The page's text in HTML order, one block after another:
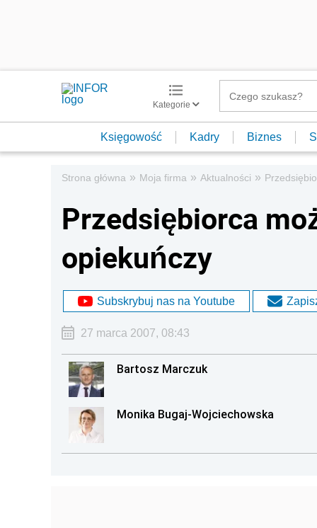
Kategorie
Księgowość Kadry Biznes
Strona główna » Moja firma » Aktualności »
Przedsiębiorca
opiekuńczy
Subskrybuj nas na Youtube
27 marca 2007, 08:43
Bartosz Marczuk
Monika Bugaj-Wojciechowska